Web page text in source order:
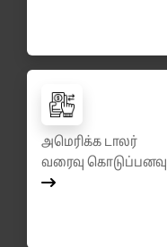
அமெரிக்க டாலர்
வரைவு கொடுப்பனவு